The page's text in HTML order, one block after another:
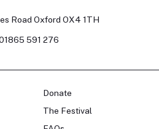
Road Oxford OX4 1TH
591 276
Donate
The Festival